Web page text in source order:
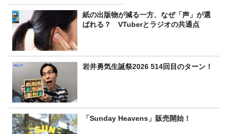
紙の出版物が減る一方、なぜ「声」が選
ばれる？ VTuberとラジオの共通点
岩井勇気生誕祭2026 514回目のターン！
「Sunday Heavens」販売開始！